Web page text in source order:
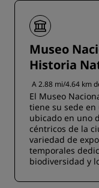
Museo
Historia
A 2.88 mi/4.64 km
El Museo
tiene su sede
ubicado en uno
céntricos de la
variedad de
temporales
biodiversidad y